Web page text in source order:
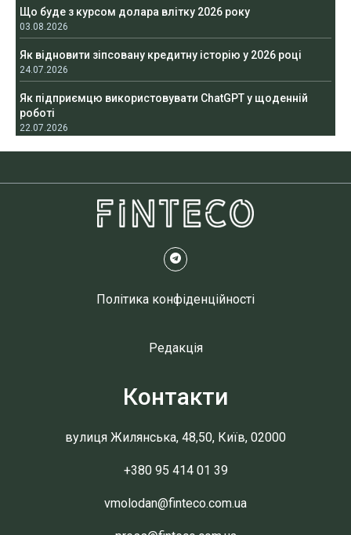
Що буде з курсом долара влітку 2026 року
03.08.2026
Як відновити зіпсовану кредитну історію у 2026 році
24.07.2026
Як підприємцю використовувати ChatGPT у щоденній
роботі
22.07.2026
Політика конфіденційності
Редакція
Контакти
вулиця Жилянська, 48,50, Київ, 02000
+380 95 414 01 39
vmolodan@finteco.com.ua